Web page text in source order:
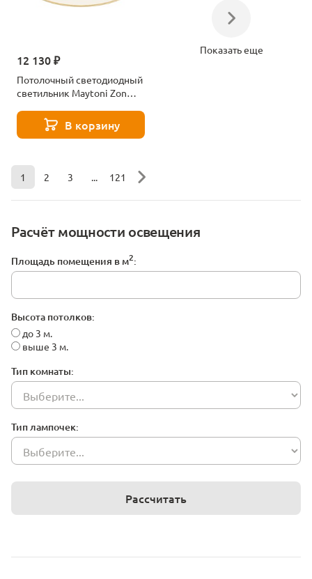
Расчёт мощности освещения
Площадь помещения в м2:
Высота потолков:
до 3 м.
выше 3 м.
Тип комнаты:
Тип лампочек:
Рассчитать
12 130 ₽
Потолочный светодиодный
светильник Maytoni Zon
В корзину
Показать еще
1 2 3 121